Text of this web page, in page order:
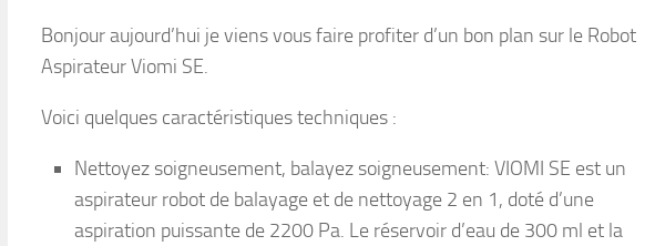
Bonjour aujourd’hui je viens vous faire profiter d’un bon plan sur le Robot
Aspirateur Viomi SE.
Voici quelques caractéristiques techniques :
Nettoyez soigneusement, balayez soigneusement: VIOMI SE est un
aspirateur robot de balayage et de nettoyage 2 en 1, doté d’une
aspiration puissante de 2200 Pa. Le réservoir d’eau de 300 ml et la